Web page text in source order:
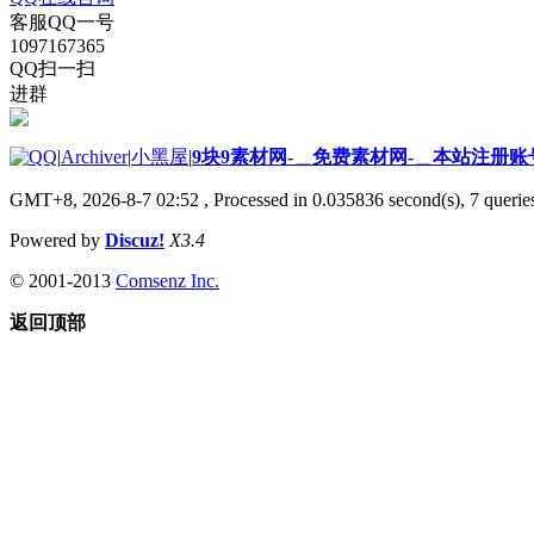
客服QQ一号
1097167365
QQ扫一扫
进群
|Archiver|小黑屋|9块9素材网-＿免费素材网-＿本站注册账
GMT+8, 2026-8-7 02:52 , Processed in 0.035836 second(s), 7
Powered by Discuz! X3.4
© 2001-2013 Comsenz Inc.
返回顶部